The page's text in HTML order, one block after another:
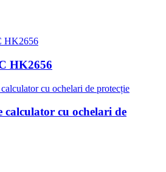
HK2656
calculator cu ochelari de